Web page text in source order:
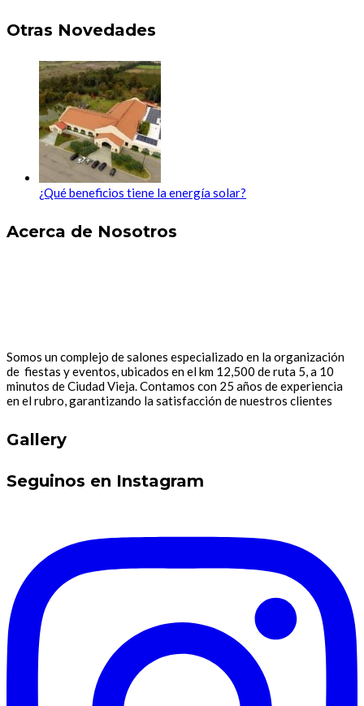
Otras Novedades
¿Qué beneficios tiene la energía solar?
Acerca de Nosotros
Somos un complejo de salones especializado en la organización
de fiestas y eventos, ubicados en el km 12,500 de ruta 5, a 10
minutos de Ciudad Vieja. Contamos con 25 años de experiencia
en el rubro, garantizando la satisfacción de nuestros clientes
Gallery
Seguinos en Instagram